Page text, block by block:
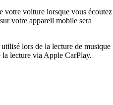
votre voiture lorsque vous écoutez
votre appareil mobile sera
lors de la lecture de musique
lecture via Apple CarPlay.